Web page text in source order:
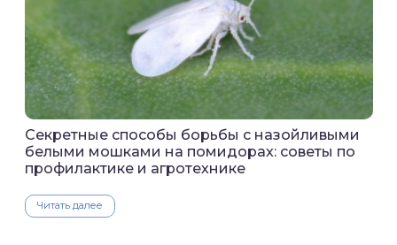
Секретные способы борьбы с назойливыми
белыми мошками на помидорах: советы по
профилактике и агротехнике
Читать далее